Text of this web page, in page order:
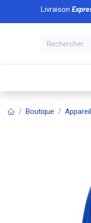
Se rendre au contenu
Livraison
Boutique